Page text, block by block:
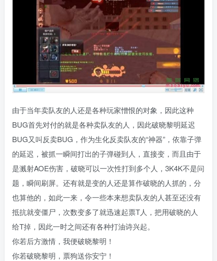
由于当年卖队友的人还是各种玩家憎恨的对象，因此这种
BUG首先对付的就是各种卖队友的人，因此破晓黎明延迟
BUG又叫反卖BUG，作为生化反卖队友的“神器”，依靠子弹
的延迟，被抓一瞬间打出的子弹碰到人，直接变，而且由于
是溅射AOE伤害，破晓可以一次性打到多个人，3K4K不是问
题，瞬间刷屏。还有就是变的人还是算作破晓的人抓的，分
也算他的，如此一来，令一些本来想卖队友的人甚至还没有
抵抗就变僵尸，次数变多了就迅速起票T人，把用破晓的人
给T掉，因此一时之间还有各种打油诗兴起。
你若后方激情，我便破晓黎明！
你若破晓黎明，票狗送你安宁！